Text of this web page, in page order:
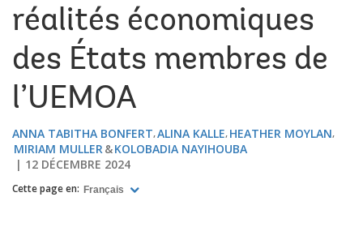
réalités économiques
des États membres de
l’UEMOA
ANNA TABITHA BONFERT ALINA KALLE HEATHER MOYLAN
MIRIAM MULLER
KOLOBADIA NAYIHOUBA
12 DÉCEMBRE 2024
Cette page en: Français